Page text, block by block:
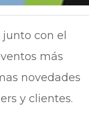
junto con el
más
novedades
y clientes.
N